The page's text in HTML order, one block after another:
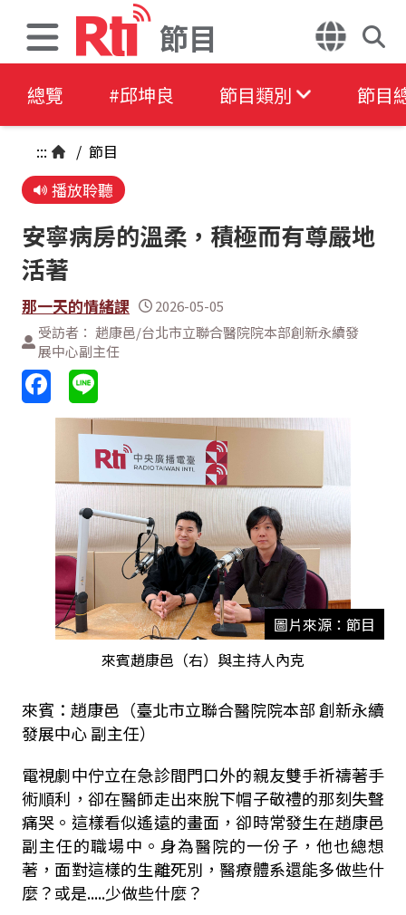
節目
總覽 #邱坤良 節目類別 節目
::: / 節目
播放聆聽
安寧病房的溫柔，積極而有尊嚴地
活著
那一天的情緒課
2026-05-05
受訪者： 趙康邑/台北市立聯合醫院院本部創新永續發
展中心副主任
圖片來源：節目
來賓趙康邑（右）與主持人內克
來賓：趙康邑（臺北市立聯合醫院院本部 創新永續
發展中心 副主任）
電視劇中佇立在急診間門口外的親友雙手祈禱著手
術順利，卻在醫師走出來脫下帽子敬禮的那刻失聲
痛哭。這樣看似遙遠的畫面，卻時常發生在趙康邑
副主任的職場中。身為醫院的一份子，他也總想
著，面對這樣的生離死別，醫療體系還能多做些什
麼？或是.....少做些什麼？